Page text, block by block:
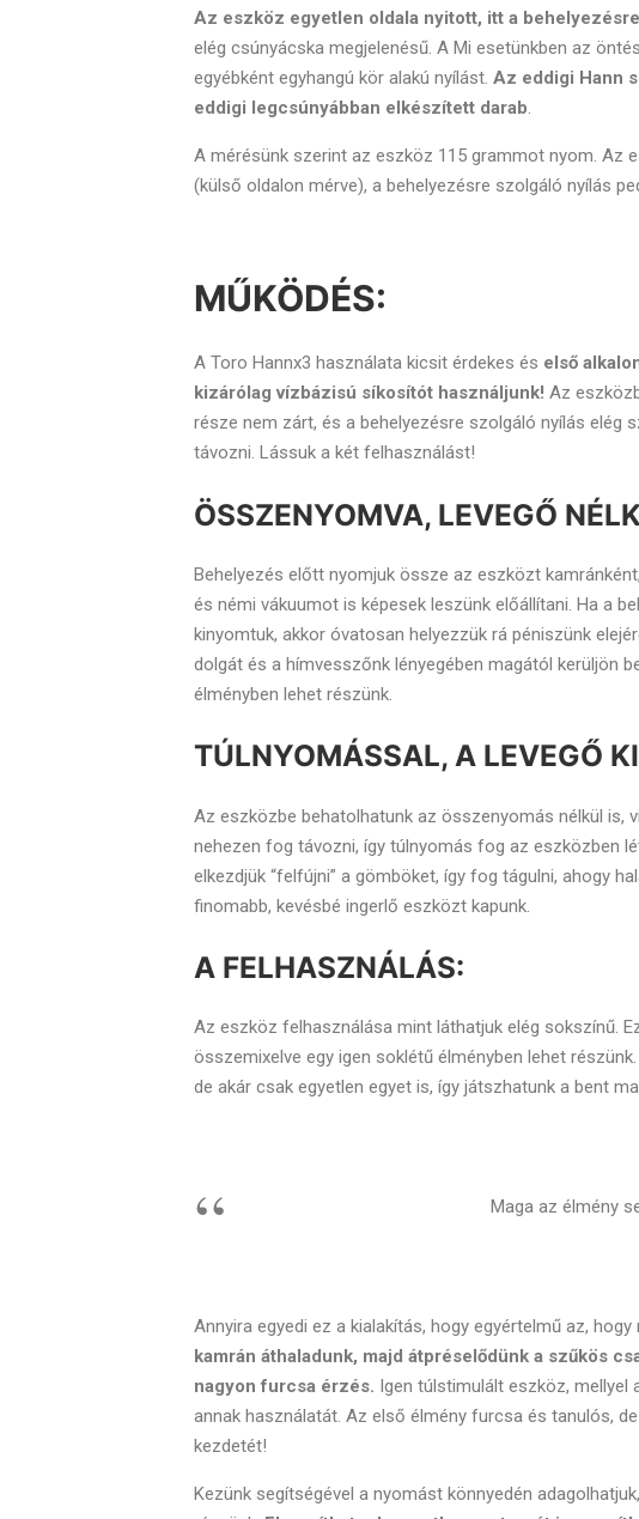
Az eszköz egyetlen oldala nyitott, itt a
elég csúnyácska megjelenésű. A Mi esetünkben az
egyébként egyhangú kör alakú nyílást. Az eddigi Hann
eddigi legcsúnyábban elkészített darab.
A mérésünk szerint az eszköz 115 grammot nyom. Az
(külső oldalon mérve), a behelyezésre szolgáló nyílás
MŰKÖDÉS:
A Toro Hannx3 használata kicsit érdekes és első
kizárólag vízbázisú síkosítót használjunk! Az
része nem zárt, és a behelyezésre szolgáló nyílás elég
távozni. Lássuk a két felhasználást!
ÖSSZENYOMVA, LEVEGŐ
Behelyezés előtt nyomjuk össze az eszközt
és némi vákuumot is képesek leszünk előállítani. Ha a
kinyomtuk, akkor óvatosan helyezzük rá péniszünk
dolgát és a hímvesszőnk lényegében magától kerüljön
élményben lehet részünk.
TÚLNYOMÁSSAL, A LEVEGŐ
Az eszközbe behatolhatunk az összenyomás nélkül is,
nehezen fog távozni, így túlnyomás fog az eszközben
elkezdjük “felfújni” a gömböket, így fog tágulni, ahogy
finomabb, kevésbé ingerlő eszközt kapunk.
A FELHASZNÁLÁS:
Az eszköz felhasználása mint láthatjuk elég sokszínű.
összemixelve egy igen soklétű élményben lehet
de akár csak egyetlen egyet is, így játszhatunk a bent
Maga az élmény
Annyira egyedi ez a kialakítás, hogy egyértelmű az,
kamrán áthaladunk, majd átpréselődünk a szűkös
nagyon furcsa érzés. Igen túlstimulált eszköz,
annak használatát. Az első élmény furcsa és tanulós,
kezdetét!
Kezünk segítségével a nyomást könnyedén